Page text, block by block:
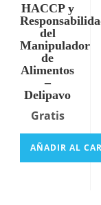
HACCP y
del
Manipulador
de
Alimentos
–
Delipavo
Gratis
AÑADIR AL